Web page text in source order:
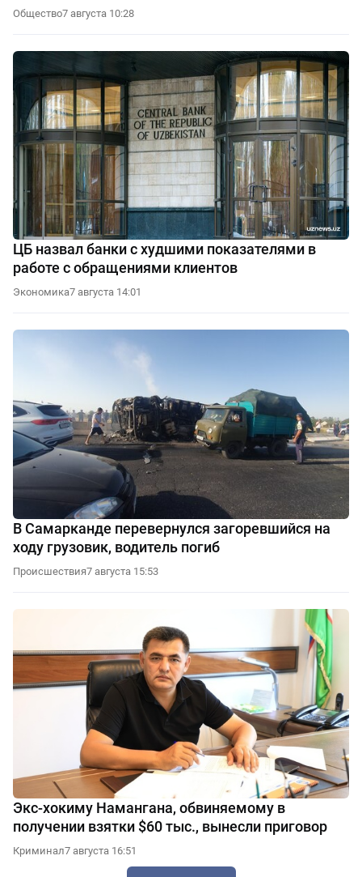
Общество7 августа 10:28
ЦБ назвал банки с худшими показателями в
работе с обращениями клиентов
Экономика7 августа 14:01
В Самарканде перевернулся загоревшийся на
ходу грузовик, водитель погиб
Происшествия7 августа 15:53
Экс-хокиму Намангана, обвиняемому в
получении взятки $60 тыс., вынесли приговор
Криминал7 августа 16:51